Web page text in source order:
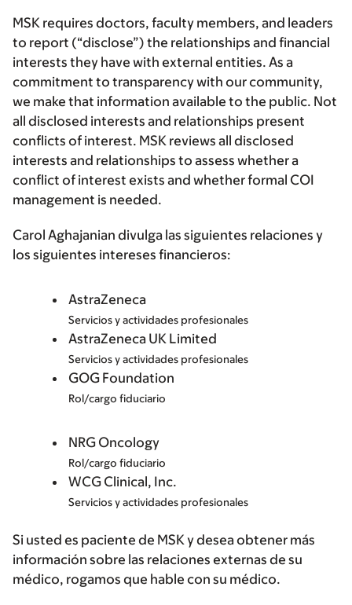
MSK requires doctors, faculty members, and leaders
to report (“disclose”) the relationships and financial
interests they have with external entities. As a
commitment to transparency with our community,
we make that information available to the public. Not
all disclosed interests and relationships present
conflicts of interest. MSK reviews all disclosed
interests and relationships to assess whether a
conflict of interest exists and whether formal COI
management is needed.
Carol Aghajanian divulga las siguientes relaciones y
los siguientes intereses financieros:
AstraZeneca
Servicios y actividades profesionales
AstraZeneca UK Limited
Servicios y actividades profesionales
GOG Foundation
Rol/cargo fiduciario
NRG Oncology
Rol/cargo fiduciario
WCG Clinical, Inc.
Servicios y actividades profesionales
Si usted es paciente de MSK y desea obtener más
información sobre las relaciones externas de su
médico, rogamos que hable con su médico.